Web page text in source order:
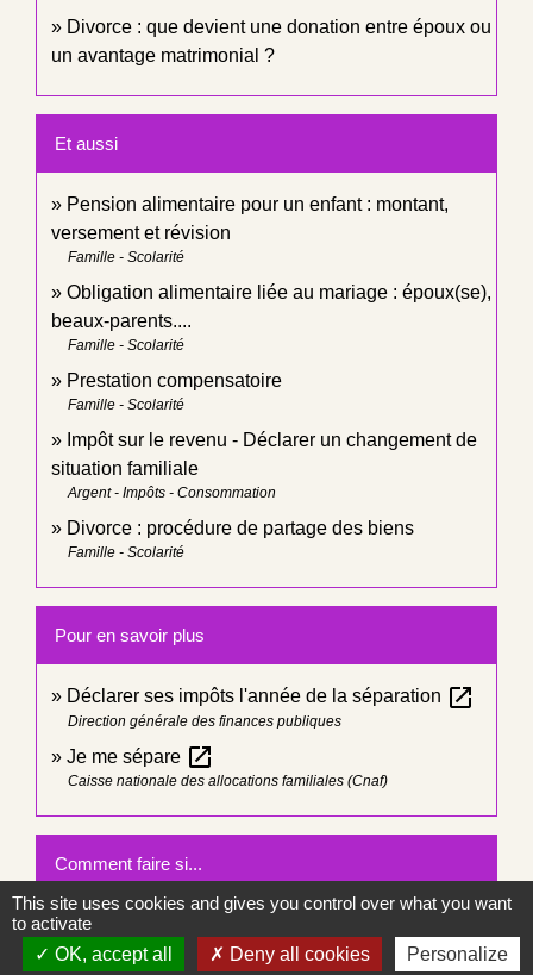
Divorce : que devient une donation entre époux ou
un avantage matrimonial ?
Et aussi
Pension alimentaire pour un enfant : montant,
versement et révision
Famille - Scolarité
Obligation alimentaire liée au mariage : époux(se),
beaux-parents....
Famille - Scolarité
Prestation compensatoire
Famille - Scolarité
Impôt sur le revenu - Déclarer un changement de
situation familiale
Argent - Impôts - Consommation
Divorce : procédure de partage des biens
Famille - Scolarité
Pour en savoir plus
Déclarer ses impôts l'année de la séparation open_in_new
Direction générale des finances publiques
Je me sépare open_in_new
Caisse nationale des allocations familiales (Cnaf)
Comment faire si...
Je me sépare
This site uses cookies and gives you control over what you want
to activate
OK, accept all
Deny all cookies Personalize